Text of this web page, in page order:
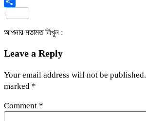
আপনার মতামত লিখুন :
Leave a Reply
Your email address will not be published.
marked *
Comment *